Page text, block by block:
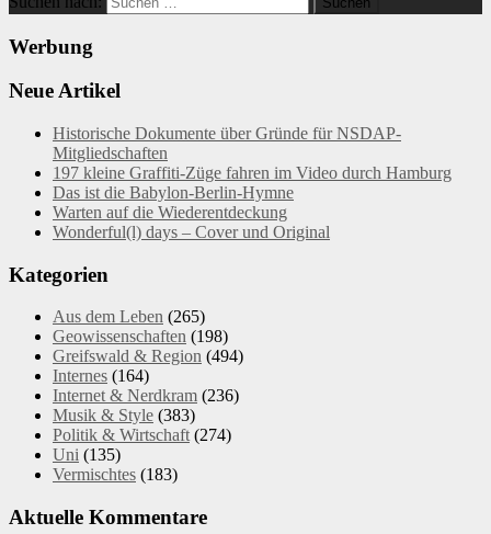
Werbung
Neue Artikel
Historische Dokumente über Gründe für NSDAP-
Mitgliedschaften
197 kleine Graffiti-Züge fahren im Video durch Hamburg
Das ist die Babylon-Berlin-Hymne
Warten auf die Wiederentdeckung
Wonderful(l) days – Cover und Original
Kategorien
Aus dem Leben (265)
Geowissenschaften (198)
Greifswald & Region (494)
Internes (164)
Internet & Nerdkram (236)
Musik & Style (383)
Politik & Wirtschaft (274)
Uni (135)
Vermischtes (183)
Aktuelle Kommentare